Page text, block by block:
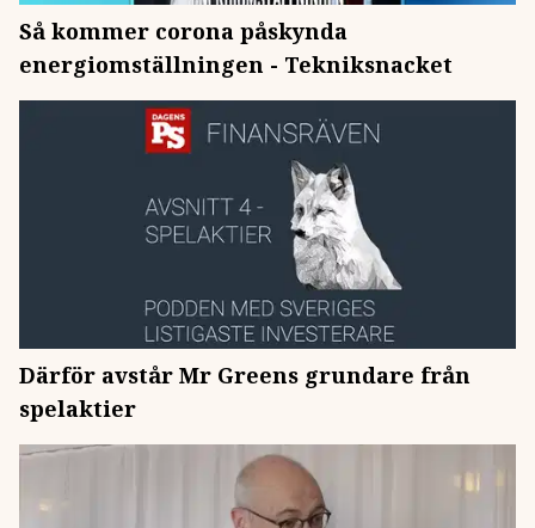
Så kommer corona påskynda
energiomställningen - Tekniksnacket
Därför avstår Mr Greens grundare från
spelaktier